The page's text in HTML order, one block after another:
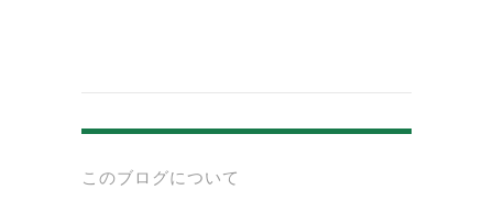
このブログについて